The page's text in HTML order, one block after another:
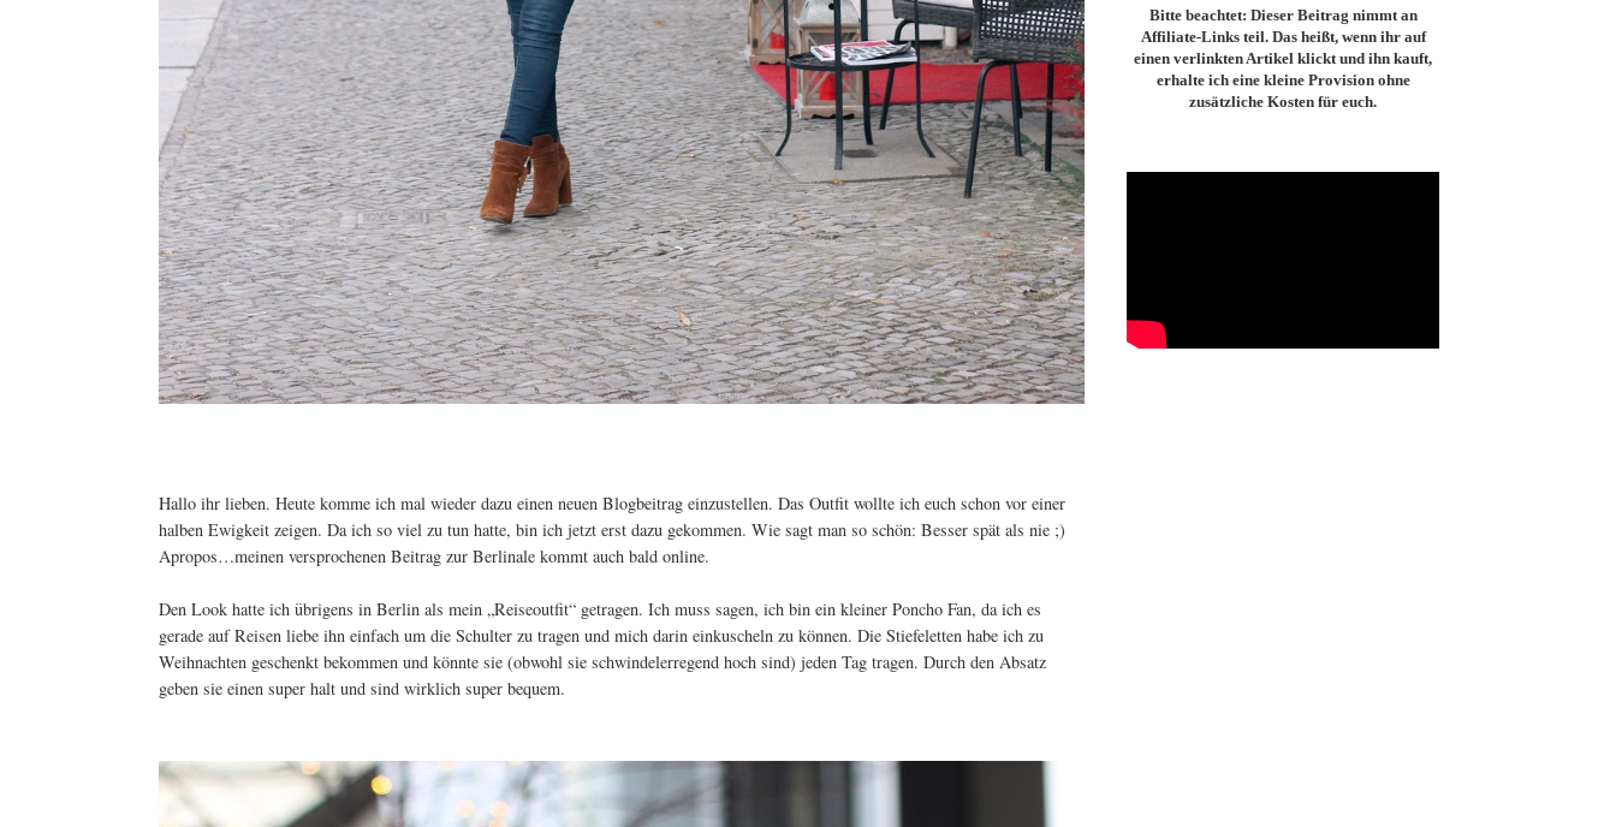
Hallo ihr lieben. Heute komme ich mal wieder dazu einen neuen Blogbeitrag einzustellen. Das Outfit wollte ich euch schon vor einer
halben Ewigkeit zeigen. Da ich so viel zu tun hatte, bin ich jetzt erst dazu gekommen. Wie sagt man so schön: Besser spät als nie ;)
Apropos…meinen versprochenen Beitrag zur Berlinale kommt auch bald online.
Den Look hatte ich übrigens in Berlin als mein „Reiseoutfit“ getragen. Ich muss sagen, ich bin ein kleiner Poncho Fan, da ich es
gerade auf Reisen liebe ihn einfach um die Schulter zu tragen und mich darin einkuscheln zu können. Die Stiefeletten habe ich zu
Weihnachten geschenkt bekommen und könnte sie (obwohl sie schwindelerregend hoch sind) jeden Tag tragen. Durch den Absatz
geben sie einen super halt und sind wirklich super bequem.
Bitte beachtet: Dieser Beitrag nimmt an
Affiliate-Links teil. Das heißt, wenn ihr auf
einen verlinkten Artikel klickt und ihn kauft,
erhalte ich eine kleine Provision ohne
zusätzliche Kosten für euch.